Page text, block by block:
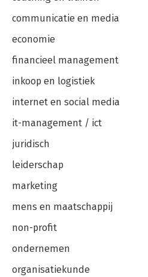
communicatie en media
economie
financieel management
inkoop en logistiek
internet en social media
it-management / ict
juridisch
leiderschap
marketing
mens en maatschappij
non-profit
ondernemen
organisatiekunde